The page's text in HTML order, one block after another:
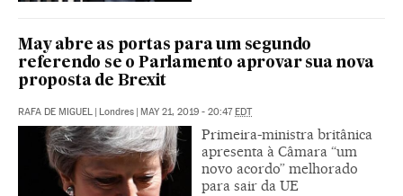
May abre as portas para um segundo
referendo se o Parlamento aprovar sua nova
proposta de Brexit
RAFA DE MIGUEL Londres MAY 21, 2019 - 20:47 EDT
Primeira-ministra britânica
apresenta à Câmara “um
novo acordo” melhorado
para sair da UE